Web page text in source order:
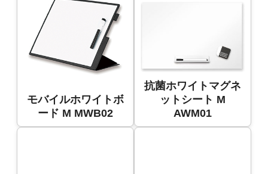
モバイルホワイトボ
ード M MWB02
抗菌ホワイトマグネ
ットシート M
AWM01